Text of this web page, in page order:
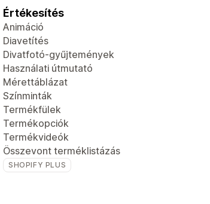
Értékesítés
Animáció
Diavetítés
Divatfotó-gyűjtemények
Használati útmutató
Mérettáblázat
Színminták
Termékfülek
Termékopciók
Termékvideók
Összevont terméklistázás
SHOPIFY PLUS